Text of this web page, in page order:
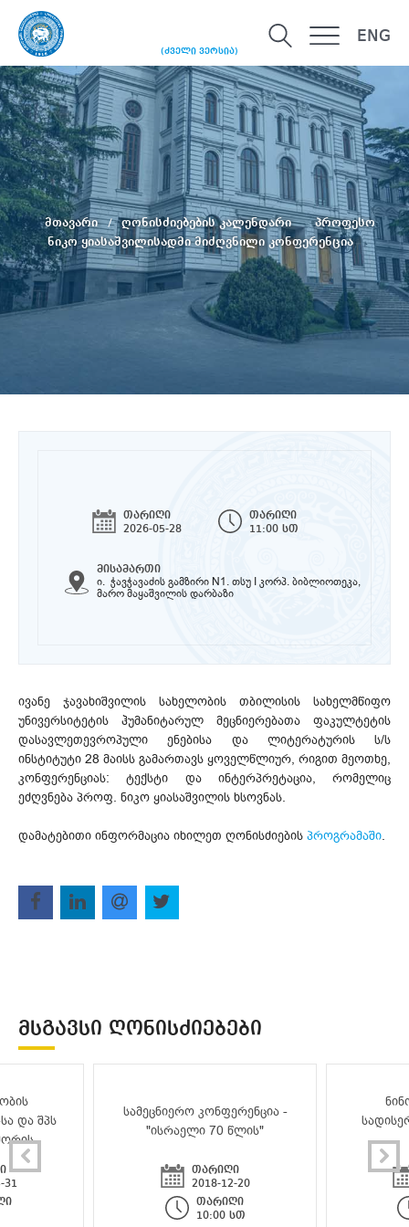
(ძველი ვერსია)
ENG
მთავარი ღონისძიებების კალენდარი
პროფესო
ნიკო ყიასაშვილისადმი მიძღვნილი კონფერენცია
თარიღი
2026-05-28
თარიღი
11:00 სთ
მისამართი
ი. ჭავჭავაძის გამზირი N1. თსუ I კორპ. ბიბლიოთეკა,
მარო მაყაშვილის დარბაზი
ივანე ჯავახიშვილის სახელობის თბილისის სახელმწიფო
უნივერსიტეტის ჰუმანიტარულ მეცნიერებათა ფაკულტეტის
დასავლეთევროპული ენებისა და ლიტერატურის ს/ს
ინსტიტუტი 28 მაისს გამართავს ყოველწლიურ, რიგით მეოთხე,
კონფერენციას: ტექსტი და ინტერპრეტაცია, რომელიც
ეძღვნება პროფ. ნიკო ყიასაშვილის ხსოვნას.
დამატებითი ინფორმაცია იხილეთ ღონისძიების პროგრამაში.
ᲛᲡᲒᲐᲕᲡᲘ ᲦᲝᲜᲘᲡᲫᲘᲔᲑᲔᲑᲘ
და შპს
31
სამეცნიერო კონფერენცია -
"ისრაელი 70 წლის"
თარიღი
2018-12-20
თარიღი
10:00 სთ